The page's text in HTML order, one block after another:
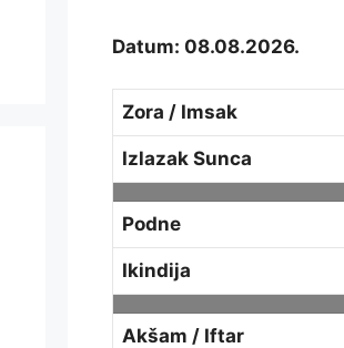
Datum: 08.08.2026.
Zora / Imsak
Izlazak Sunca
Podne
Ikindija
Akšam / Iftar